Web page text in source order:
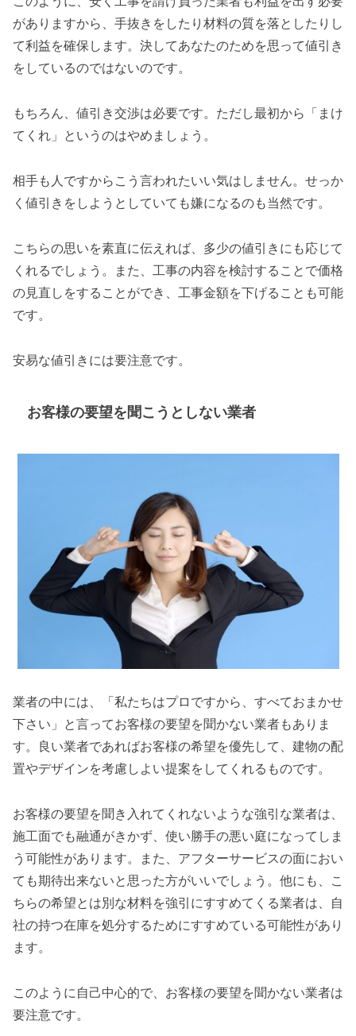
がありますから、手抜きをしたり材料の質を落としたりし
て利益を確保します。決してあなたのためを思って値引き
をしているのではないのです。
もちろん、値引き交渉は必要です。ただし最初から「まけ
てくれ」というのはやめましょう。
相手も人ですからこう言われたいい気はしません。せっか
く値引きをしようとしていても嫌になるのも当然です。
こちらの思いを素直に伝えれば、多少の値引きにも応じて
くれるでしょう。また、工事の内容を検討することで価格
の見直しをすることができ、工事金額を下げることも可能
です。
安易な値引きには要注意です。
お客様の要望を聞こうとしない業者
業者の中には、「私たちはプロですから、すべておまかせ
下さい」と言ってお客様の要望を聞かない業者もありま
す。良い業者であればお客様の希望を優先して、建物の配
置やデザインを考慮しよい提案をしてくれるものです。
お客様の要望を聞き入れてくれないような強引な業者は、
施工面でも融通がきかず、使い勝手の悪い庭になってしま
う可能性があります。また、アフターサービスの面におい
ても期待出来ないと思った方がいいでしょう。他にも、こ
ちらの希望とは別な材料を強引にすすめてくる業者は、自
社の持つ在庫を処分するためにすすめている可能性があり
ます。
このように自己中心的で、お客様の要望を聞かない業者は
要注意です。